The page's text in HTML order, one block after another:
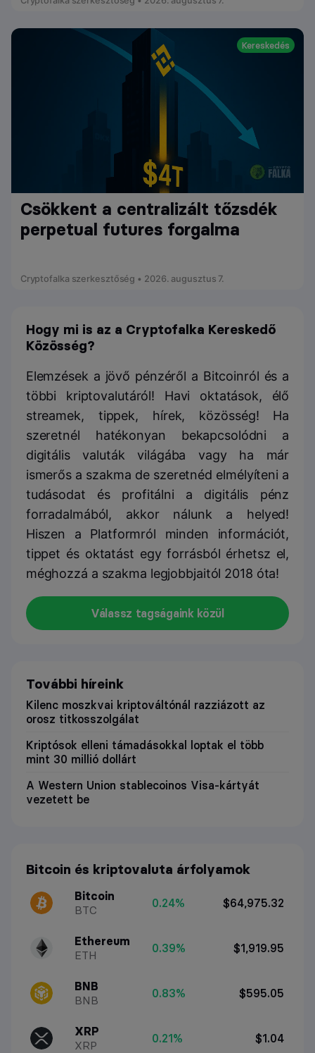
Kereskedés
Csökkent a centralizált tőzsdék
perpetual futures forgalma
Cryptofalka szerkesztőség • 2026. augusztus 7.
Hogy mi is az a Cryptofalka Kereskedő
Közösség?
Elemzések a jövő pénzéről a Bitcoinról és a
többi kriptovalutáról! Havi oktatások, élő
streamek, tippek, hírek, közösség! Ha
szeretnél hatékonyan bekapcsolódni a
digitális valuták világába vagy ha már
ismerős a szakma de szeretnéd elmélyíteni a
tudásodat és profitálni a digitális pénz
forradalmából, akkor nálunk a helyed!
Hiszen a Platformról minden információt,
tippet és oktatást egy forrásból érhetsz el,
méghozzá a szakma legjobbjaitól 2018 óta!
Válassz tagságaink közül
További híreink
Kilenc moszkvai kriptováltónál razziázott az
orosz titkosszolgálat
Kriptósok elleni támadásokkal loptak el több
mint 30 millió dollárt
A Western Union stablecoinos Visa-kártyát
vezetett be
Bitcoin és kriptovaluta árfolyamok
Bitcoin
BTC
0.24% $64,975.32
Ethereum
ETH
0.39% $1,919.95
BNB
BNB
0.83% $595.05
XRP
XRP
0.21% $1.04